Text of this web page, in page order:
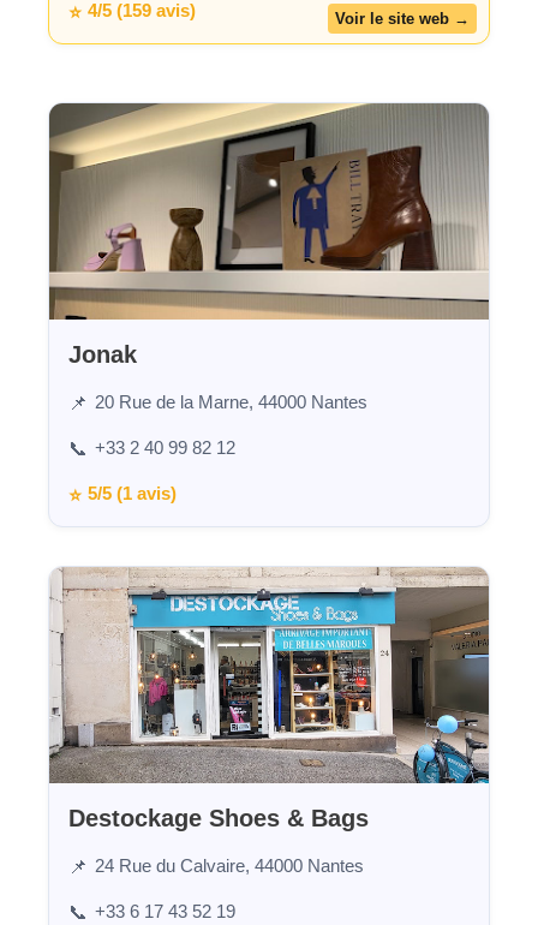
⭐ 4/5 (159 avis)
Jonak
📌 20 Rue de la Marne, 44000 Nantes
📞 +33 2 40 99 82 12
⭐ 5/5 (1 avis)
Destockage Shoes & Bags
📌 24 Rue du Calvaire, 44000 Nantes
📞 +33 6 17 43 52 19